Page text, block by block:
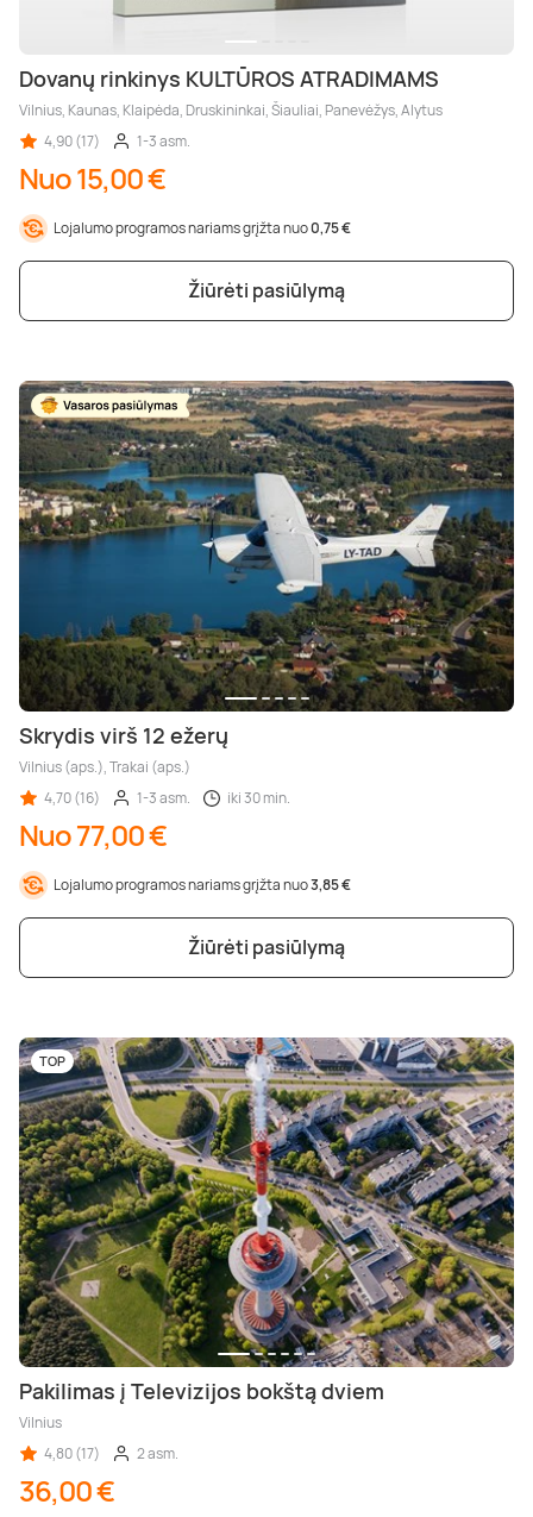
Dovanų rinkinys KULTŪROS ATRADIMAMS
Vilnius, Kaunas, Klaipėda, Druskininkai, Šiauliai, Panevėžys, Alytus
4,90 (17)
1-3 asm.
Nuo 15,00 €
Lojalumo programos nariams grįžta nuo0,75 €
Žiūrėti pasiūlymą
Skrydis virš 12 ežerų
Vilnius (aps.), Trakai (aps.)
4,70 (16)
1-3 asm. iki 30 min.
Nuo 77,00 €
Lojalumo programos nariams grįžta nuo3,85 €
Žiūrėti pasiūlymą
TOP
Pakilimas į Televizijos bokštą dviem
Vilnius
4,80 (17)
2 asm.
36,00 €